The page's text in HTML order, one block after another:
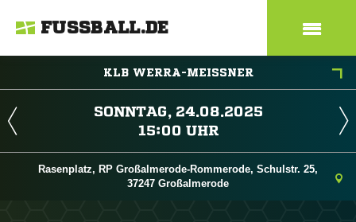
FUSSBALL.DE
KLB WERRA-MEISSNER
 
 
Rasenplatz, RP Großalmerode-Rommerode, Schulstr. 25,
37247 Großalmerode